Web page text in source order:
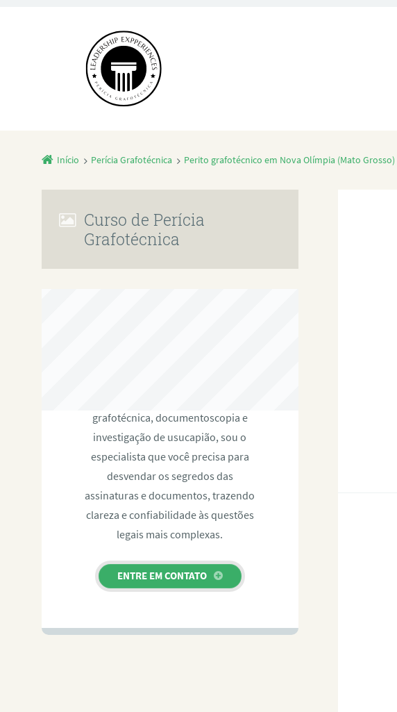
Início Perícia Grafotécnica Perito grafotécnico em Nova Olímpia (Mato Grosso)
Curso de Perícia
Grafotécnica
grafotécnica, documentoscopia e
investigação de usucapião, sou o
especialista que você precisa para
desvendar os segredos das
assinaturas e documentos, trazendo
clareza e confiabilidade às questões
legais mais complexas.
ENTRE EM CONTATO